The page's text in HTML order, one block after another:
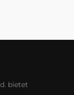
bietet